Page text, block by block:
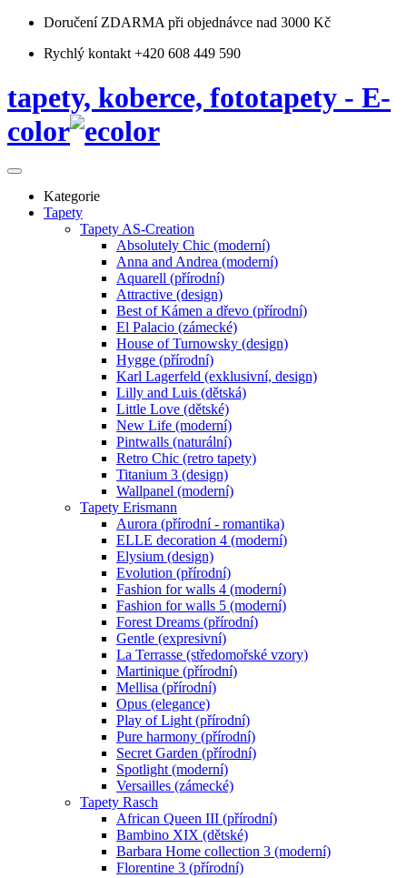
Doručení ZDARMA při objednávce nad 3000 Kč
Rychlý kontakt +420 608 449 590
tapety, koberce, fototapety - E-
color
Kategorie
Tapety
Tapety AS-Creation
Absolutely Chic (moderní)
Anna and Andrea (moderní)
Aquarell (přírodní)
Attractive (design)
Best of Kámen a dřevo (přírodní)
El Palacio (zámecké)
House of Turnowsky (design)
Hygge (přírodní)
Karl Lagerfeld (exklusivní, design)
Lilly and Luis (dětská)
Little Love (dětské)
New Life (moderní)
Pintwalls (naturální)
Retro Chic (retro tapety)
Titanium 3 (design)
Wallpanel (moderní)
Tapety Erismann
Aurora (přírodní - romantika)
ELLE decoration 4 (moderní)
Elysium (design)
Evolution (přírodní)
Fashion for walls 4 (moderní)
Fashion for walls 5 (moderní)
Forest Dreams (přírodní)
Gentle (expresivní)
La Terrasse (středomořské vzory)
Martinique (přírodní)
Mellisa (přírodní)
Opus (elegance)
Play of Light (přírodní)
Pure harmony (přírodní)
Secret Garden (přírodní)
Spotlight (moderní)
Versailles (zámecké)
Tapety Rasch
African Queen III (přírodní)
Bambino XIX (dětské)
Barbara Home collection 3 (moderní)
Florentine 3 (přírodní)